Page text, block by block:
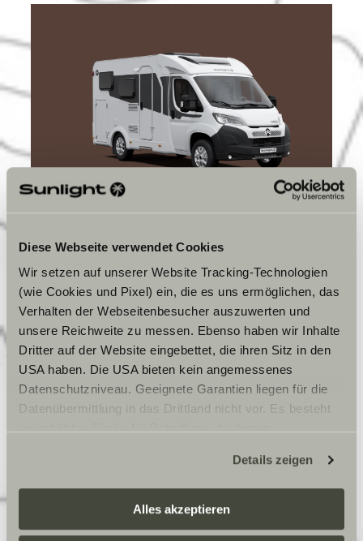
Diese Webseite verwendet Cookies
Wir setzen auf unserer Website Tracking-Technologien
(wie Cookies und Pixel) ein, die es uns ermöglichen, das
Verhalten der Webseitenbesucher auszuwerten und
unsere Reichweite zu messen. Ebenso haben wir Inhalte
Dritter auf der Website eingebettet, die ihren Sitz in den
USA haben. Die USA bieten kein angemessenes
Datenschutzniveau. Geeignete Garantien liegen für die
Datenübermittlung in das Drittland nicht vor. Es besteht
zustehen. Eingesetzte Dienstleister können Daten für
eigene Zwecke verarbeiten und mit anderen Daten
zusammenführen. Weitere Informationen finden Sie hier:
Datenschutzerklärung
Details zeigen
Alles akzeptieren
VANS
Dein preisgünstiger Einstieg in die Welt der Vans.
Preis ab € 64.190Info
Zugelassene Sitzplätze
Länge
596-698 cm